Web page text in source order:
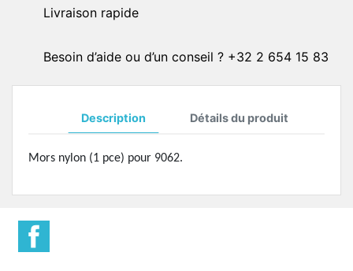
Livraison rapide
Besoin d’aide ou d’un conseil ? +32 2 654 15 83
Description Détails du produit
Mors nylon (1 pce) pour 9062.